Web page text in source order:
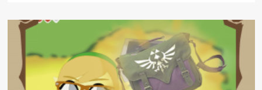
sur
ans]
Le
rugby
pour